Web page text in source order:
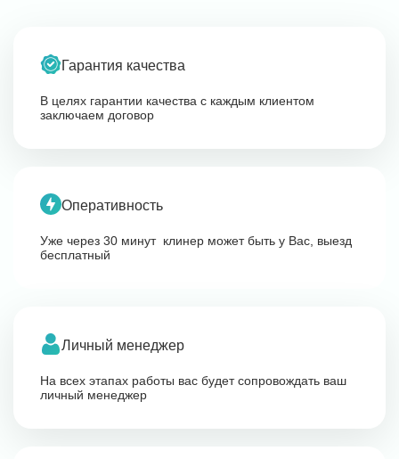
Гарантия качества
В целях гарантии качества с каждым клиентом
заключаем договор
Оперативность
Уже через 30 минут клинер может быть у Вас, выезд
бесплатный
Личный менеджер
На всех этапах работы вас будет сопровождать ваш
личный менеджер